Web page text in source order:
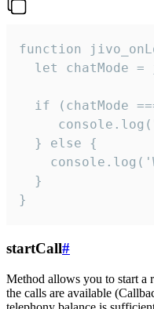
function
let chatMode =
if (chatMode
  } else {
  }
}
startCall#
Method allows you to start a
the calls are available